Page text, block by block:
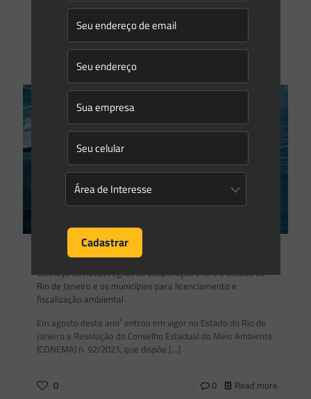
ambiente e as boas práticas relacionadas ao crescimento
econômico se tornaram
[…]
Read more
Saes Advogados
18/10/2021
Conheça as novas regras de cooperação entre o Estado do
Rio de Janeiro e os municípios para licenciamento e
fiscalização ambiental
Em agosto deste ano¹ entrou em vigor no Estado do Rio de
Janeiro a Resolução do Conselho Estadual do Meio Ambiente
(CONEMA) n. 92/2021, que dispõe […]
0 0 Read more